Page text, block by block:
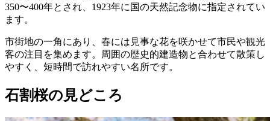
350〜400年とされ、1923年に国の天然記念物に指定されてい
ます。
市街地の一角にあり、春には見事な花を咲かせて市民や観光
客の注目を集めます。周囲の歴史的建造物と合わせて散策し
やすく、短時間で訪れやすい名所です。
石割桜の見どころ